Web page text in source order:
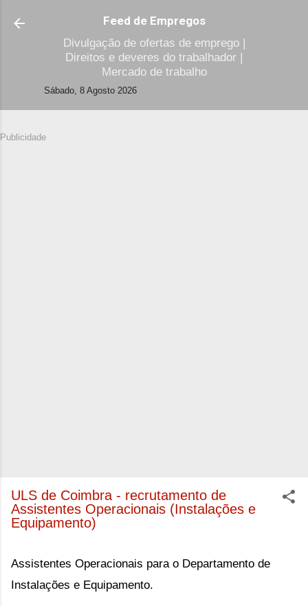
Avançar para o conteúdo principal
Feed de Empregos
Divulgação de ofertas de emprego |
Direitos e deveres do trabalhador |
Mercado de trabalho
Sábado, 8 Agosto 2026
Publicidade
ULS de Coimbra - recrutamento de
Assistentes Operacionais (Instalações e
Equipamento)
Assistentes Operacionais para o Departamento de
Instalações e Equipamento.